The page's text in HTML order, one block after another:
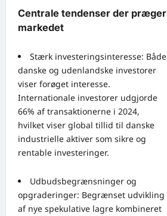
Centrale tendenser der præger
markedet
Stærk investeringsinteresse: Både
danske og udenlandske investorer
viser forøget interesse.
Internationale investorer udgjorde
66% af transaktionerne i 2024,
hvilket viser global tillid til danske
industrielle aktiver som sikre og
rentable investeringer.
Udbudsbegrænsninger og
opgraderinger: Begrænset udvikling
af nye spekulative lagre kombineret